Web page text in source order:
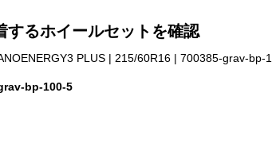
するホイールセットを確認
PLUS | 215/60R16 | 700385-grav-bp-
bp-100-5